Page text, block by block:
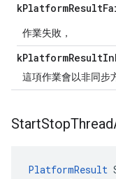
kPlatformResult
作業失敗，
kPlatformResultIn
這項作業會以非同步
StartStopThread
PlatformResult